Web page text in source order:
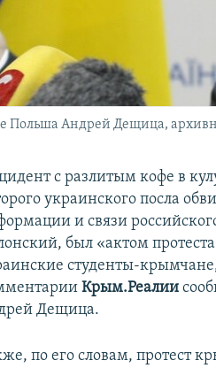
Польша Андрей Дещица,
с разлитым кофе в
украинского посла
и связи
был «актом
студенты-
Крым.Реалии
Дещица.
по его словам, протест